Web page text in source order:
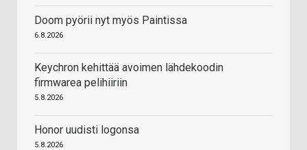
Doom pyörii nyt myös Paintissa
6.8.2026
Keychron kehittää avoimen lähdekoodin
firmwarea pelihiiriin
5.8.2026
Honor uudisti logonsa
5.8.2026